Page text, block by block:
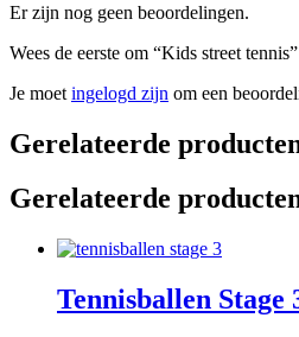
Er zijn nog geen beoordelingen.
Wees de eerste om “Kids street
Je moet ingelogd zijn om een
Gerelateerde
Gerelateerde
Tennisballen Stage